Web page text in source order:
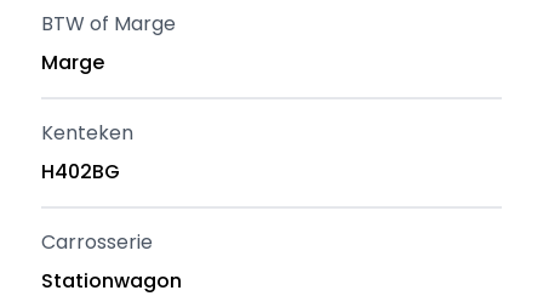
BTW of Marge
Marge
Kenteken
H402BG
Carrosserie
Stationwagon